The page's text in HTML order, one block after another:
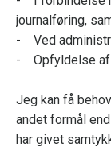
journalføring,
- Ved
- Opfyldelse af
Jeg kan få
andet formål
har givet